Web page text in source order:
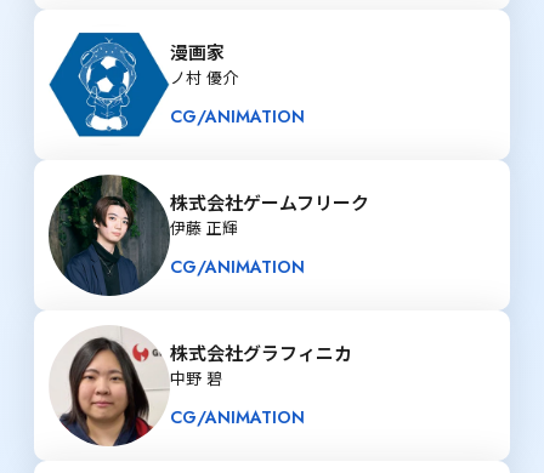
漫画家
ノ村 優介
CG/ANIMATION
株式会社ゲームフリーク
伊藤 正輝
CG/ANIMATION
株式会社グラフィニカ
中野 碧
CG/ANIMATION